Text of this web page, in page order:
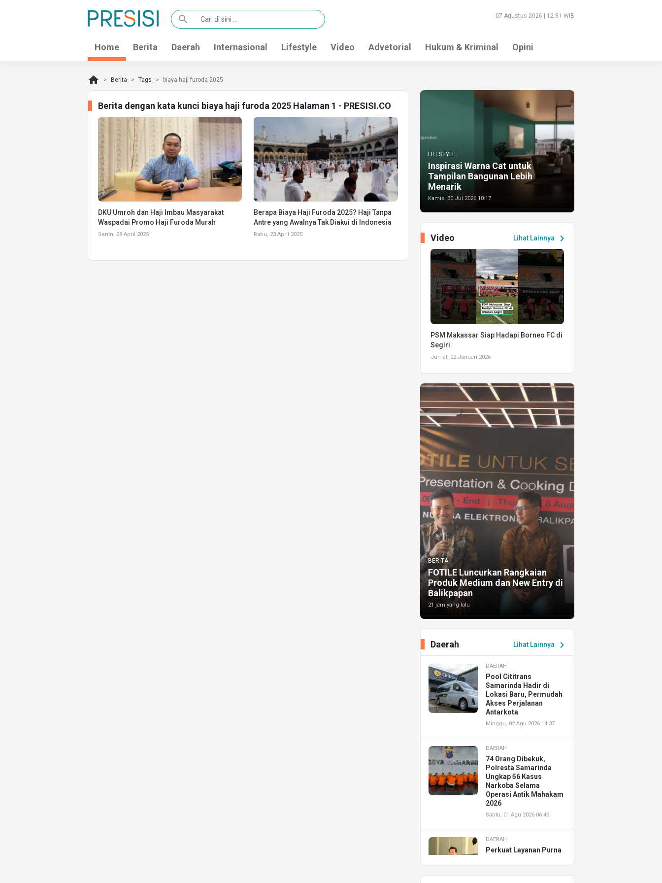
search 07 Agustus 2026 | 12:31 WIB
Home Berita Daerah Internasional Lifestyle Video Advetorial Hukum & Kriminal Opini
home Berita Tags biaya haji furoda 2025
Berita dengan kata kunci biaya haji furoda 2025 Halaman 1 - PRESISI.CO
DKU Umroh dan Haji Imbau Masyarakat
Waspadai Promo Haji Furoda Murah
Senin, 28 April 2025
Berapa Biaya Haji Furoda 2025? Haji Tanpa
Antre yang Awalnya Tak Diakui di Indonesia
Rabu, 23 April 2025
LIFESTYLE
Inspirasi Warna Cat untuk
Tampilan Bangunan Lebih
Menarik
Kamis, 30 Jul 2026 10:17
Lihat Lainnya chevron_right
Video
PSM Makassar Siap Hadapi Borneo FC di
Segiri
Jumat, 02 Januari 2026
BERITA
FOTILE Luncurkan Rangkaian
Produk Medium dan New Entry di
Balikpapan
21 jam yang lalu
Lihat Lainnya chevron_right
Daerah
DAERAH
Pool Cititrans
Samarinda Hadir di
Lokasi Baru, Permudah
Akses Perjalanan
Antarkota
Minggu, 02 Agu 2026 14:37
DAERAH
74 Orang Dibekuk,
Polresta Samarinda
Ungkap 56 Kasus
Narkoba Selama
Operasi Antik Mahakam
2026
Sabtu, 01 Agu 2026 06:43
DAERAH
Perkuat Layanan Purna
Resmikan AHASS